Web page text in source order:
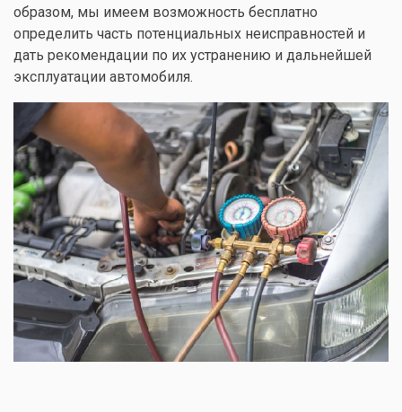
образом, мы имеем возможность бесплатно
определить часть потенциальных неисправностей и
дать рекомендации по их устранению и дальнейшей
эксплуатации автомобиля.